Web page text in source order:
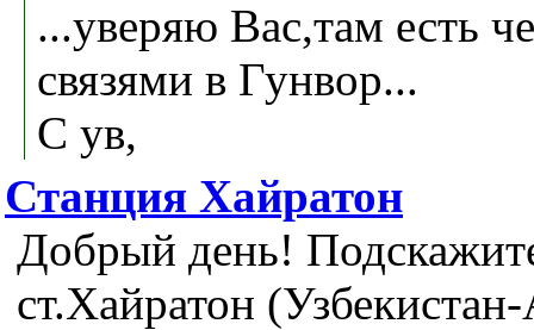
...уверяю Вас,там
связями в Гунвор...
С ув,
Станция Хайратон
Добрый день!
ст.Хайратон